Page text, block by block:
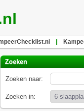
Zoeken
Zoeken naar:
Zoeken in: